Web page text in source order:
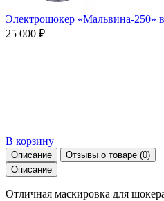
Электрошокер «Мальвина-250»
25 000 ₽
В корзину
Описание Отзывы о товаре (0)
Описание
Отличная маскировка для